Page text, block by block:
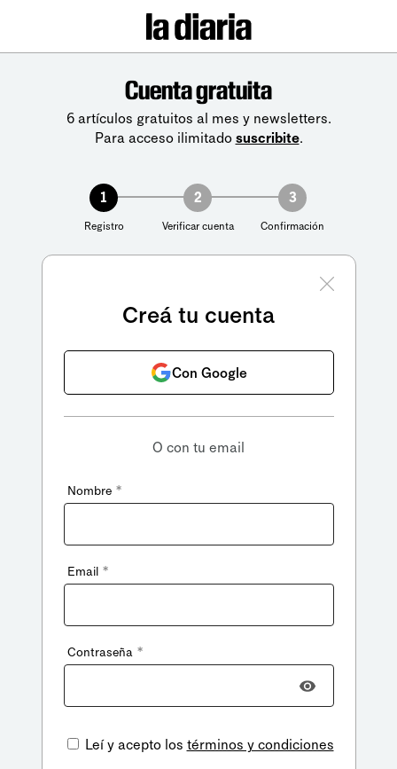
Cuenta gratuita
6 artículos gratuitos al mes y newsletters.
Para acceso ilimitado suscribite.
1
Registro
2
Verificar cuenta
3
Confirmación
Creá tu cuenta
Con Google
O con tu email
Nombre *
Email *
Contraseña *
Leí y acepto los términos y condiciones